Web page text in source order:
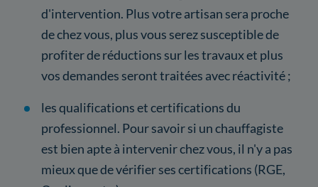
d'intervention. Plus votre artisan sera proche
de chez vous, plus vous serez susceptible de
profiter de réductions sur les travaux et plus
vos demandes seront traitées avec réactivité ;
les qualifications et certifications du
professionnel. Pour savoir si un chauffagiste
est bien apte à intervenir chez vous, il n'y a pas
mieux que de vérifier ses certifications (RGE,